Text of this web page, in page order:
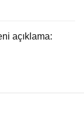
açıklama: